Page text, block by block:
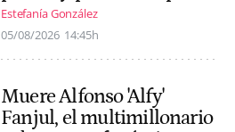
Estefanía González
05/08/2026 14:45h
Muere Alfonso 'Alfy'
Fanjul, el multimillonario